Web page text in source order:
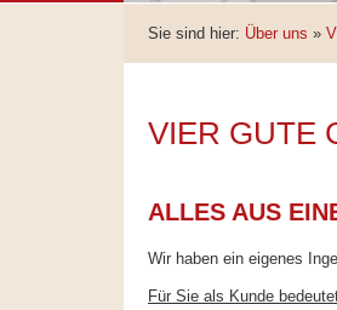
Sie sind hier: Über uns »
VIER GUTE
ALLES AUS
Wir haben ein eigenes
Für Sie als Kunde